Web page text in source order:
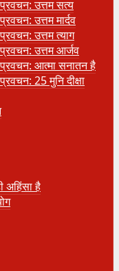
उत्तम सत्य
उत्तम मार्दव
उत्तम त्याग
उत्तम आर्जव
आत्मा सनातन है
25 मुनि दीक्षा
अहिंसा है